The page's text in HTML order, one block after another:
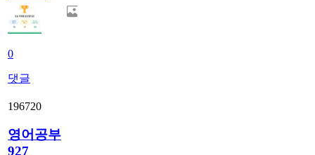
0
댓글
196720
영어공부
927